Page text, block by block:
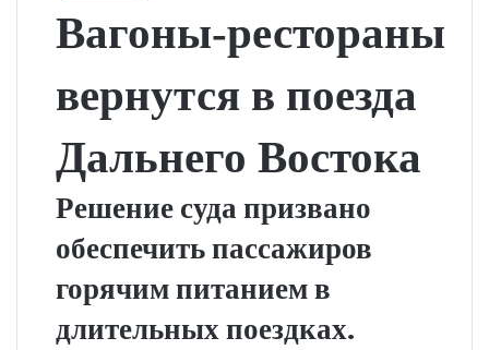
Вагоны‑рестораны
вернутся в поезда
Дальнего Востока
Решение суда призвано
обеспечить пассажиров
горячим питанием в
длительных поездках.